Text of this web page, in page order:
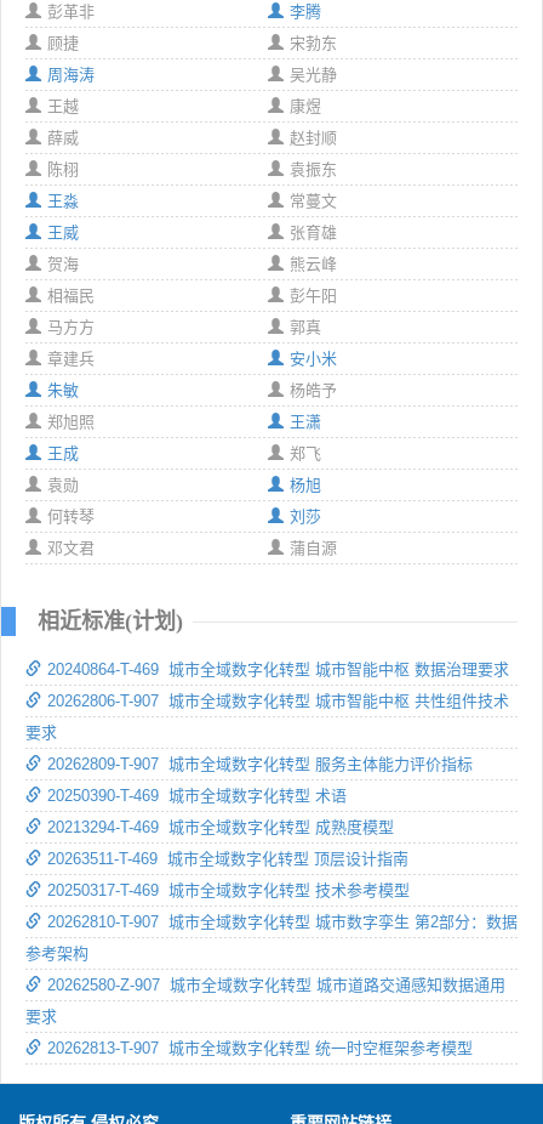
彭革非
李腾
顾捷
宋勃东
周海涛
吴光静
王越
康煜
薛威
赵封顺
陈栩
袁振东
王淼
常蔓文
王威
张育雄
贺海
熊云峰
相福民
彭午阳
马方方
郭真
章建兵
安小米
朱敏
杨皓予
郑旭照
王潇
王成
郑飞
袁勋
杨旭
何转琴
刘莎
邓文君
蒲自源
相近标准(计划)
20240864-T-469 城市全域数字化转型 城市智能中枢 数据治理要求
20262806-T-907 城市全域数字化转型 城市智能中枢 共性组件技术
要求
20262809-T-907 城市全域数字化转型 服务主体能力评价指标
20250390-T-469 城市全域数字化转型 术语
20213294-T-469 城市全域数字化转型 成熟度模型
20263511-T-469 城市全域数字化转型 顶层设计指南
20250317-T-469 城市全域数字化转型 技术参考模型
20262810-T-907 城市全域数字化转型 城市数字孪生 第2部分：数据
参考架构
20262580-Z-907 城市全域数字化转型 城市道路交通感知数据通用
要求
20262813-T-907 城市全域数字化转型 统一时空框架参考模型